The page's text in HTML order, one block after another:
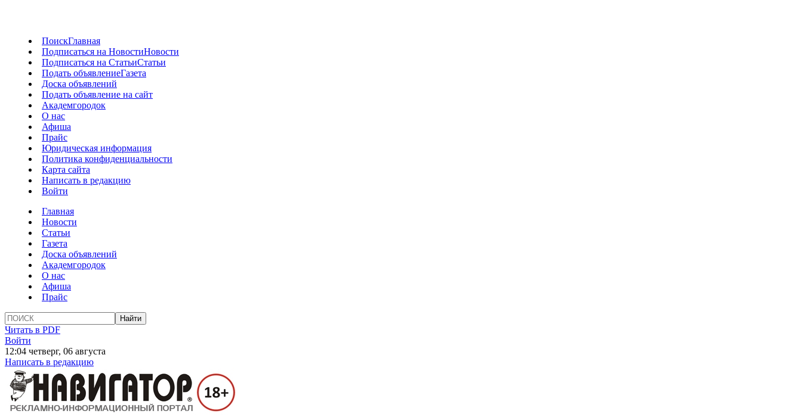
ПоискГлавная
Подписаться на НовостиНовости
Подписаться на СтатьиСтатьи
Подать объявлениеГазета
Доска объявлений
Подать объявление на сайт
Академгородок
О нас
Афиша
Прайс
Юридическая информация
Политика конфиденциальности
Карта сайта
Написать в редакцию
Войти
Главная
Новости
Статьи
Газета
Доска объявлений
Академгородок
О нас
Афиша
Прайс
Читать в PDF
Войти
12:04 четверг, 06 августа
Написать в редакцию